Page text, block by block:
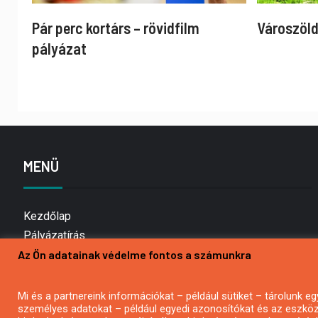
Pár perc kortárs – rövidfilm
pályázat
MENÜ
Kezdőlap
Pályázatírás
Bemutatkozás
Hírlevél feliratkozás
Impresszum
Az Ön adatainak védelme fontos a számunkra
Mi és a partnereink információkat – például sütiket – tárolunk
személyes adatokat – például egyedi azonosítókat és az